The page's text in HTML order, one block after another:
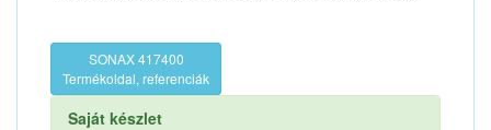
SONAX 417400
Termékoldal, referenciák
Saját készlet